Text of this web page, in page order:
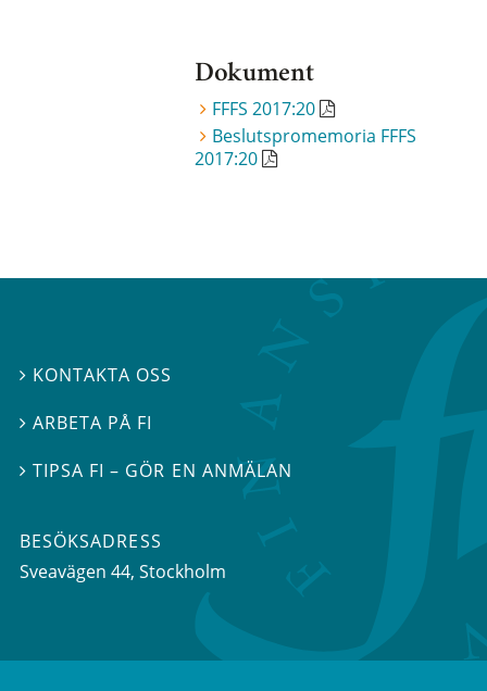
Dokument
FFFS 2017:20
Beslutspromemoria FFFS
2017:20
 KONTAKTA OSS
 ARBETA PÅ FI
TIPSA FI – GÖR EN ANMÄLAN
BESÖKSADRESS
Sveavägen 44, Stockholm